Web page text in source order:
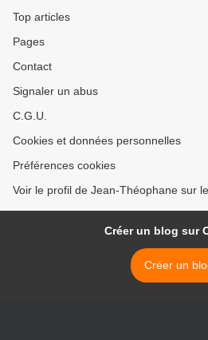
Top articles
Pages
Contact
Signaler un abus
C.G.U.
Cookies et données personnelles
Préférences cookies
Voir le profil de Jean-Théophane sur
Créer un blog sur
Créer un